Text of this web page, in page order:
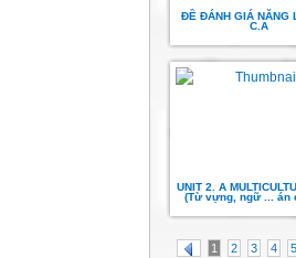
ĐỀ ĐÁNH GIÁ NĂNG
C.A
UNIT 2. A
(Từ vựng, ngữ ... án
1 2 3 4 5